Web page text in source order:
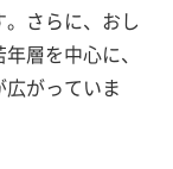
。さらに、おし
層を中心に、
広がっていま